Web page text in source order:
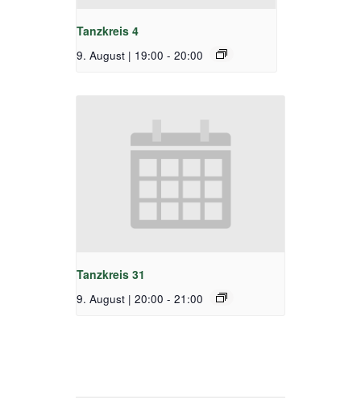
Tanzkreis 4
9. August | 19:00 - 20:00
Tanzkreis 31
9. August | 20:00 - 21:00